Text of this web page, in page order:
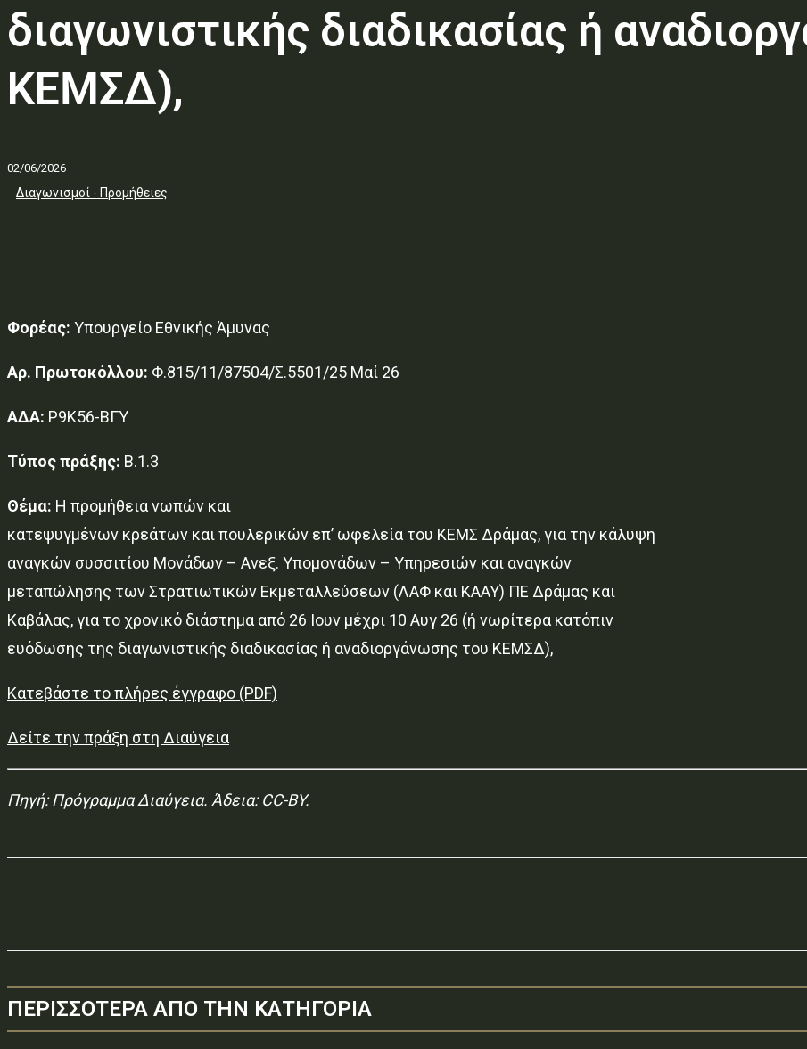
διαγωνιστικής διαδικασίας ή
ΚΕΜΣΔ),
02/06/2026
Διαγωνισμοί - Προμήθειες
Φορέας: Υπουργείο Εθνικής Άμυνας
Αρ. Πρωτοκόλλου: Φ.815/11/87504/Σ.5501/25 Μαί 26
ΑΔΑ: Ρ9Κ56-ΒΓΥ
Τύπος πράξης: Β.1.3
Θέμα: Η προμήθεια νωπών και
κατεψυγμένων κρεάτων και πουλερικών επ’ ωφελεία του ΚΕΜΣ Δράμας, για την κάλυψη
αναγκών συσσιτίου Μονάδων – Ανεξ. Υπομονάδων – Υπηρεσιών και αναγκών
μεταπώλησης των Στρατιωτικών Εκμεταλλεύσεων (ΛΑΦ και ΚΑΑΥ) ΠΕ Δράμας και
Καβάλας, για το χρονικό διάστημα από 26 Ιουν μέχρι 10 Αυγ 26 (ή νωρίτερα κατόπιν
ευόδωσης της διαγωνιστικής διαδικασίας ή αναδιοργάνωσης του ΚΕΜΣΔ),
Κατεβάστε το πλήρες έγγραφο (PDF)
Δείτε την πράξη στη Διαύγεια
Πηγή:Πρόγραμμα Διαύγεια. Άδεια: CC-BY.
ΠΕΡΙΣΣΟΤΕΡΑ ΑΠΟ ΤΗΝ ΚΑΤΗΓΟΡΙΑ